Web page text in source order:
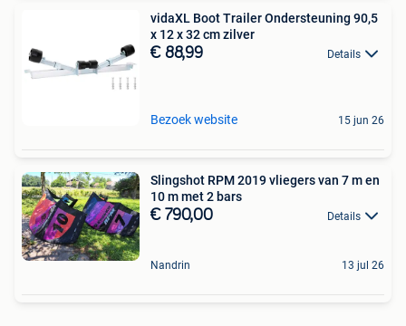
vidaXL Boot Trailer Ondersteuning 90,5
x 12 x 32 cm zilver
€ 88,99 Details
Bezoek website 15 jun 26
Slingshot RPM 2019 vliegers van 7 m en
10 m met 2 bars
€ 790,00 Details
Nandrin 13 jul 26